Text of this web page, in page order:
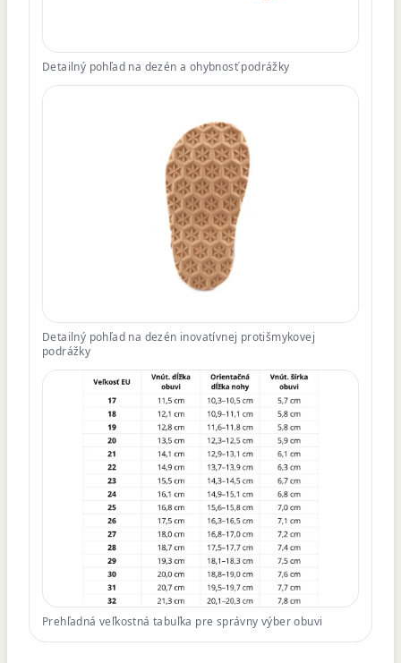
Detailný pohľad na dezén a ohybnosť podrážky
Detailný pohľad na dezén inovatívnej protišmykovej
podrážky
Prehľadná veľkostná tabuľka pre správny výber obuvi